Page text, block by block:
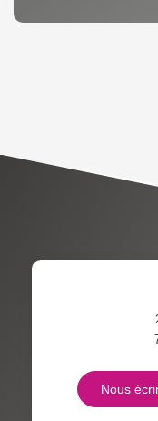
TAUX DE PROPRIÉTAIRES
DISTANCE DE
Nous